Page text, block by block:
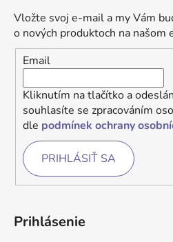
Vložte svoj e-mail a my Vám
o nových produktoch na našom
Email
Kliknutím na tlačítko a
souhlasíte se zpracováním
dle podmínek ochrany
PRIHLÁSIŤ SA
Prihlásenie